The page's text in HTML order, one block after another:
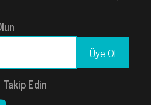
Edin